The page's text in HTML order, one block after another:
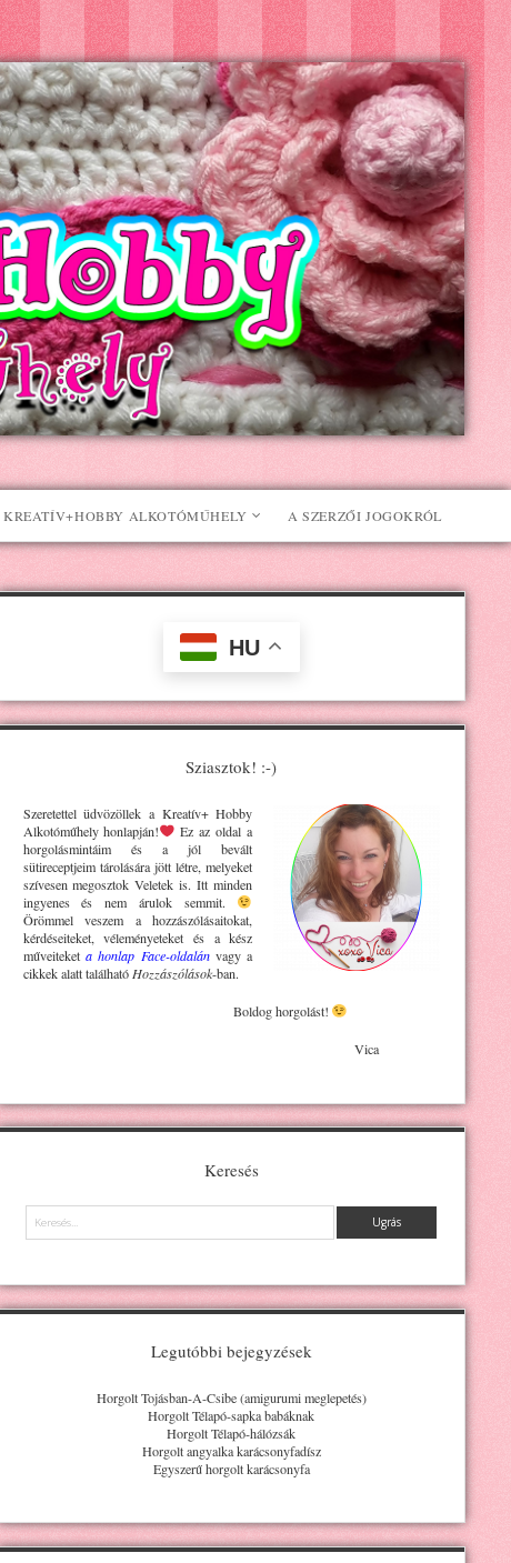
KREATÍV+HOBBY ALKOTÓMŰHELY A SZERZŐI JOGOKRÓL
HU
Sziasztok! :-)
Szeretettel üdvözöllek a Kreatív+ Hobby
Alkotóműhelyhonlapján!
Ez az oldal a
horgolásmintáim és a jól bevált
sütireceptjeim tárolására jött létre, melyeket
szívesen megosztok Veletek is. Itt minden
ingyenes és nem árulok semmit.
Örömmel veszem a hozzászólásaitokat,
kérdéseiteket, véleményeteket és a kész
műveiteket a honlap Face-oldalánvagy a
cikkek alatt található Hozzászólások-ban.
Boldog horgolást!
Vica
Keresés
Keresés
Legutóbbi bejegyzések
Horgolt Tojásban-A-Csibe (amigurumi meglepetés)
Horgolt Télapó-sapka babáknak
Horgolt Télapó-hálózsák
Horgolt angyalka karácsonyfadísz
Egyszerű horgolt karácsonyfa